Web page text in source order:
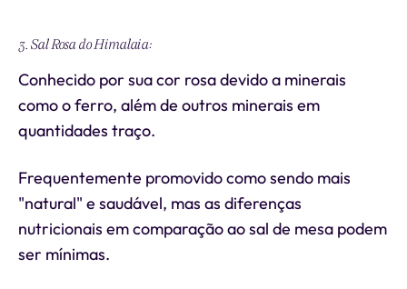
3. Sal Rosa do Himalaia:
Conhecido por sua cor rosa devido a minerais
como o ferro, além de outros minerais em
quantidades traço.
Frequentemente promovido como sendo mais
"natural" e saudável, mas as diferenças
nutricionais em comparação ao sal de mesa podem
ser mínimas.